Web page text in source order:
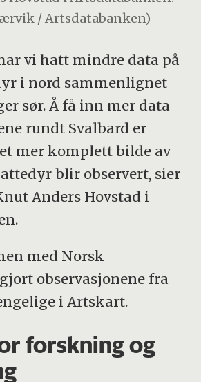
/ Artsdatabanken)
vi hatt mindre data på
i nord sammenlignet
sør. Å få inn mer data
rundt Svalbard er
mer komplett bilde av
blir observert, sier
Anders Hovstad i
med Norsk
observasjonene fra
i Artskart.
forskning og